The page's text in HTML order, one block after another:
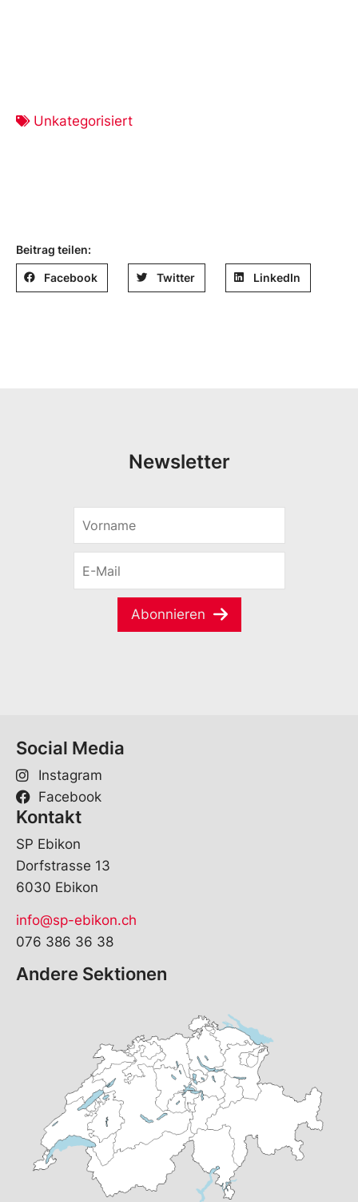
Unkategorisiert
Beitrag teilen:
Facebook Twitter LinkedIn
Newsletter
r
m
M
Abonnieren
Social Media
Instagram
Facebook
Kontakt
SP Ebikon
Dorfstrasse 13
6030 Ebikon
info@sp-ebikon.ch
076 386 36 38
Andere Sektionen